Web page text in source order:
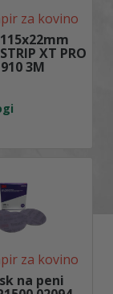
za kovino
XT PRO
3M
za kovino
na peni